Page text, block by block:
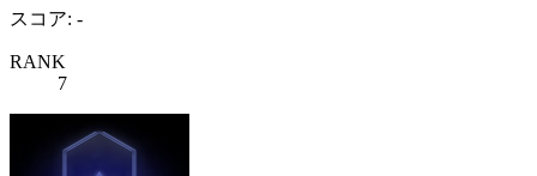
スコア: -
RANK
7